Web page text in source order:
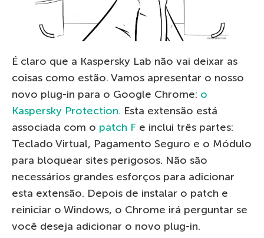
É claro que a Kaspersky Lab não vai deixar as
coisas como estão. Vamos apresentar o nosso
novo plug-in para o Google Chrome: o
Kaspersky Protection. Esta extensão está
associada com o patch F e inclui três partes:
Teclado Virtual, Pagamento Seguro e o Módulo
para bloquear sites perigosos. Não são
necessários grandes esforços para adicionar
esta extensão. Depois de instalar o patch e
reiniciar o Windows, o Chrome irá perguntar se
você deseja adicionar o novo plug-in.